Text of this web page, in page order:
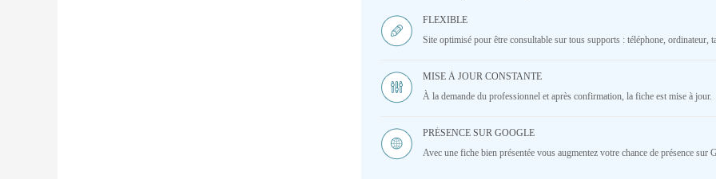
FLEXIBLE
Site optimisé pour être consultable sur tous supports : téléphone, ordinateur,
MISE À JOUR CONSTANTE
À la demande du professionnel et après confirmation, la fiche est mise à jour.
PRÉSENCE SUR GOOGLE
Avec une fiche bien présentée vous augmentez votre chance de présence sur